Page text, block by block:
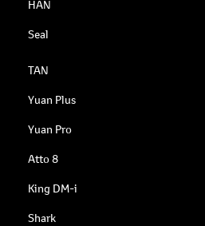
HAN
Seal
TAN
Yuan Plus
Yuan Pro
Atto 8
King DM-i
Shark